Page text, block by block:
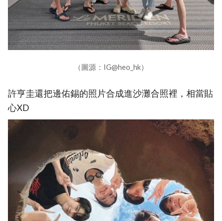
（圖源：IG@heo_hk）
許亨圭還把邊佑錫的照片合成進沙灘合照裡，相當貼
心XD